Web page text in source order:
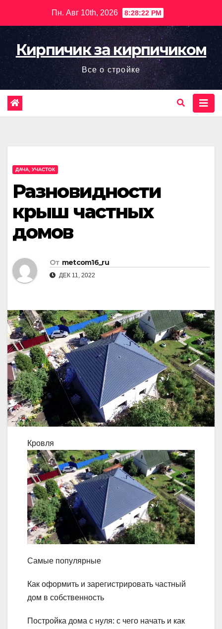
содержимому
Пн. Авг 10th, 2026 8:28:23 PM
Кирпичик за кирпичиком
Все о стройке
ДАЧА, УЧАСТОК
Разновидности
крыш частных
домов
От metcom16_ru
ДЕК 11, 2022
Кровля
Самые популярные
Как оформить и зарегистрировать частный
дом в собственность
Постройка дома с нуля: с чего начать и как